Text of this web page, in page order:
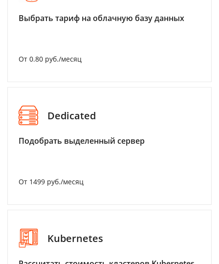
Выбрать тариф на облачную базу данных
От 0.80 руб./месяц
Dedicated
Подобрать выделенный сервер
От 1499 руб./месяц
Kubernetes